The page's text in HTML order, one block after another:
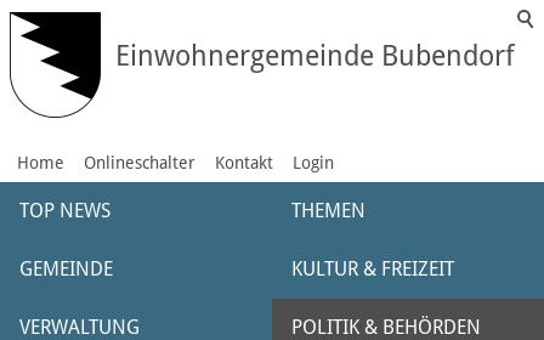
Einwohnergemeinde Bubendorf
Home Onlineschalter Kontakt Login
TOP NEWS THEMEN
GEMEINDE KULTUR & FREIZEIT
VERWALTUNG POLITIK & BEHÖRDEN